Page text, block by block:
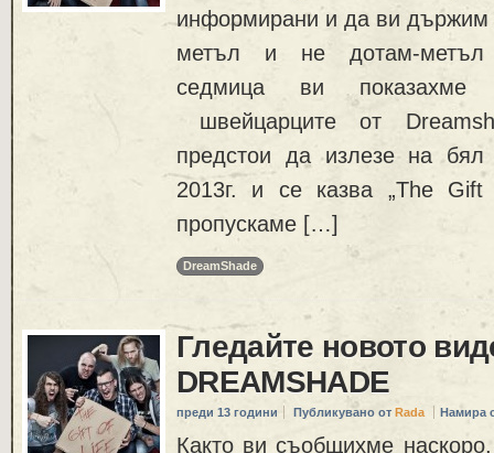
информирани и да ви държим
метъл и не дотам-метъл
седмица ви
швейцарците от
предстои да излезе на
2013г. и се казва „The
пропускаме […]
DreamShade
Гледайте новото
DREAMSHADE
преди 13 години Публикувано от Rada Намира
Както ви съобщихме